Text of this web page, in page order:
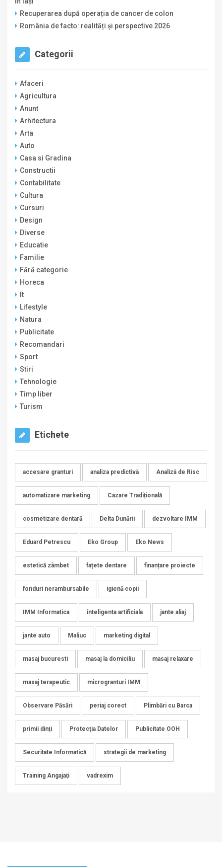
Recuperarea după operația de cancer de colon
România de facto: realități și perspective 2026
Categorii
Afaceri
Agricultura
Anunt
Arhitectura
Arta
Auto
Casa si Gradina
Constructii
Contabilitate
Cultura
Cursuri
Design
Diverse
Educatie
Familie
Fără categorie
Horeca
It
Lifestyle
Natura
Publicitate
Recomandari
Sport
Stiri
Tehnologie
Timp liber
Turism
Etichete
accesare granturi analiza predictivă Analiză de Risc
automatizare marketing Cazare Tradițională
cosmetizare dentară Delta Dunării dezvoltare IMM
Eduard Petrescu Eko Group Eko News
estetică zâmbet fațete dentare finanțare proiecte
fonduri nerambursabile igienă copii
IMM Informatica inteligenta artificiala jante aliaj
jante auto Maliuc marketing digital
masaj bucuresti masaj la domiciliu masaj relaxare
masaj terapeutic microgranturi IMM
Observare Păsări periaj corect Plimbări cu Barca
primii dinți Protecția Datelor Publicitate OOH
Securitate Informatică strategii de marketing
Training Angajați vadrexim